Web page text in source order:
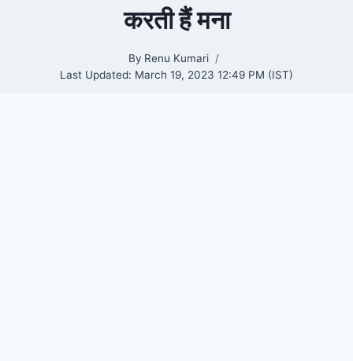
करती हैं मना
By Renu Kumari
Last Updated: March 19, 2023 12:49 PM (IST)